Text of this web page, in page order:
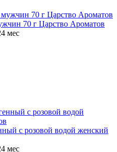
70 г Царство Ароматов
мес
с розовой водой женский
мес